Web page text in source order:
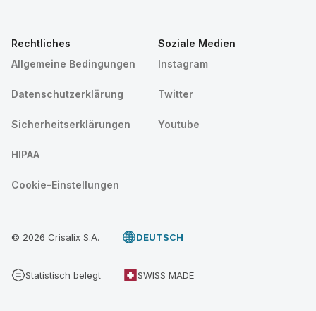
Rechtliches
Allgemeine Bedingungen
Datenschutzerklärung
Sicherheitserklärungen
HIPAA
Cookie-Einstellungen
Soziale Medien
Instagram
Twitter
Youtube
© 2026 Crisalix S.A. DEUTSCH
Statistisch belegt SWISS MADE